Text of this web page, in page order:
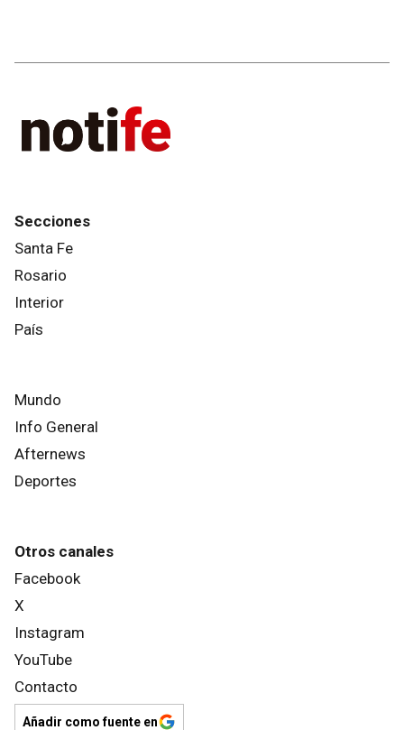
Secciones
Santa Fe
Rosario
Interior
País
Mundo
Info General
Afternews
Deportes
Otros canales
Facebook
X
Instagram
YouTube
Contacto
Añadir como fuente en